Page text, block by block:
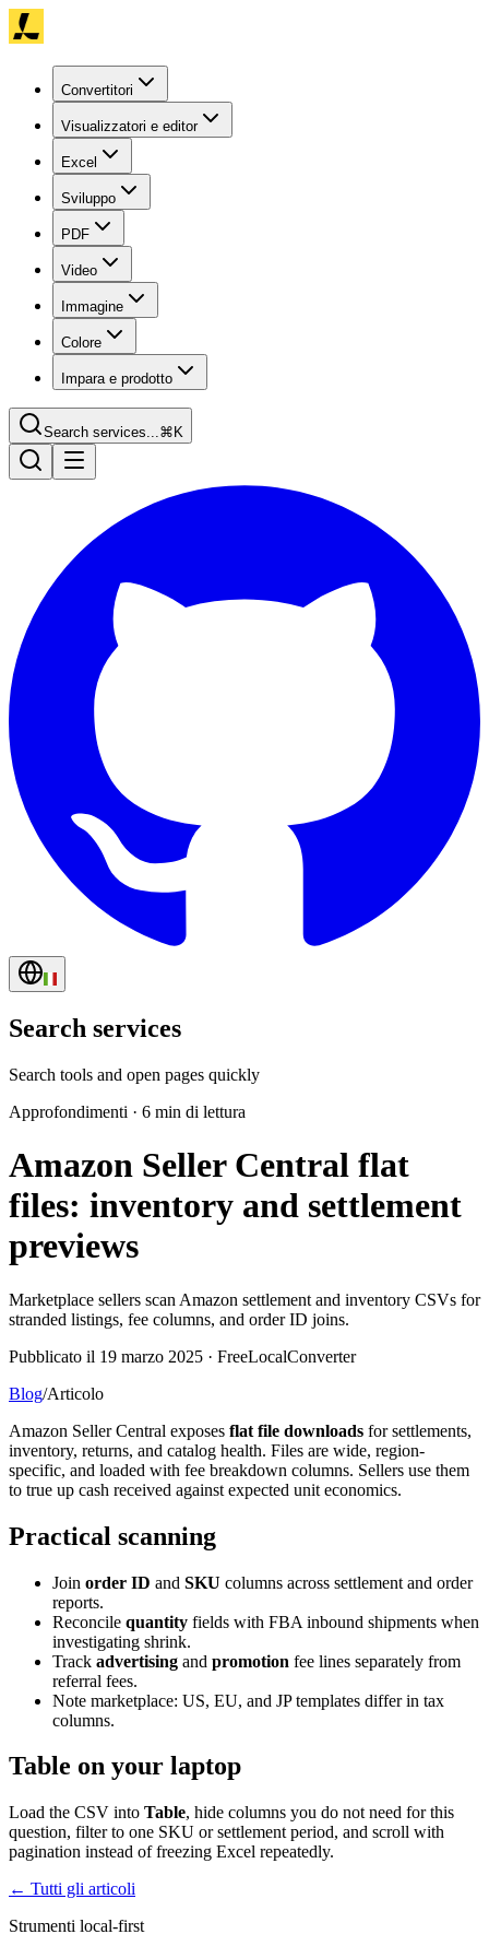
Convertitori
Visualizzatori e editor
Excel
Sviluppo
PDF
Video
Immagine
Colore
Impara e prodotto
Search services...⌘K
Search services
Search tools and open pages quickly
Approfondimenti · 6 min di lettura
Amazon Seller Central flat
files: inventory and settlement
previews
Marketplace sellers scan Amazon settlement and inventory CSVs for
stranded listings, fee columns, and order ID joins.
Pubblicato il 19 marzo 2025 · FreeLocalConverter
Blog/Articolo
Amazon Seller Central exposes flat file downloads for settlements,
inventory, returns, and catalog health. Files are wide, region-
specific, and loaded with fee breakdown columns. Sellers use them
to true up cash received against expected unit economics.
Practical scanning
Join order ID and SKU columns across settlement and order
reports.
Reconcile quantity fields with FBA inbound shipments when
investigating shrink.
Track advertising and promotion fee lines separately from
referral fees.
Note marketplace: US, EU, and JP templates differ in tax
columns.
Table on your laptop
Load the CSV into Table, hide columns you do not need for this
question, filter to one SKU or settlement period, and scroll with
pagination instead of freezing Excel repeatedly.
← Tutti gli articoli
Strumenti local-first